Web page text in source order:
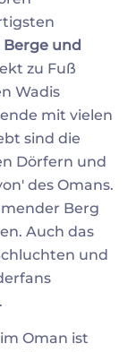
und
zu Fuß
Wadis
mit vielen
sind die
Dörfern und
des Omans.
Berg
Auch das
und
Oman ist